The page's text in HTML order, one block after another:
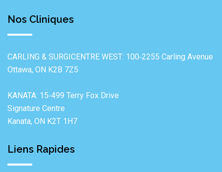
Nos Cliniques
CARLING & SURGICENTRE WEST: 100‐2255 Carling Avenue
Ottawa, ON K2B 7Z5
KANATA: 15‐499 Terry Fox Drive
Signature Centre
Kanata, ON K2T 1H7
Liens Rapides